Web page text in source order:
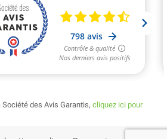
des Avis Garantis, cliquez ici pour